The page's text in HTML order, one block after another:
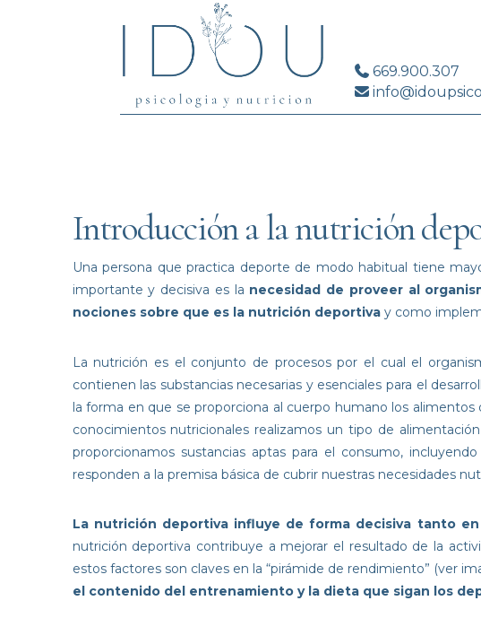
669.900.307
Introducción a la nutrición
Una persona que practica deporte de modo habitual tiene
importante y decisiva es la necesidad de proveer al
nociones sobre que es la nutrición deportivay como
La nutrición es el conjunto de procesos por el cual el
contienen las substancias necesarias y esenciales para el
la forma en que se proporciona al cuerpo humano los
conocimientos nutricionales realizamos un tipo de
proporcionamos sustancias aptas para el consumo,
responden a la premisa básica de cubrir nuestras necesidades
La nutrición deportiva influye de forma decisiva tanto
nutrición deportiva contribuye a mejorar el resultado de la
estos factores son claves en la “pirámide de rendimiento” (ver
el contenido del entrenamiento y la dieta que sigan los